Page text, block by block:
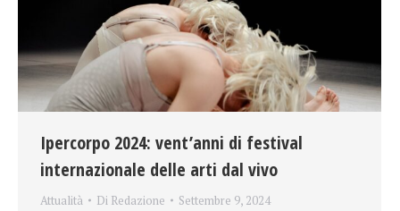
Ipercorpo 2024: vent’anni di festival
internazionale delle arti dal vivo
Attualità Di Redazione Settembre 9, 2024